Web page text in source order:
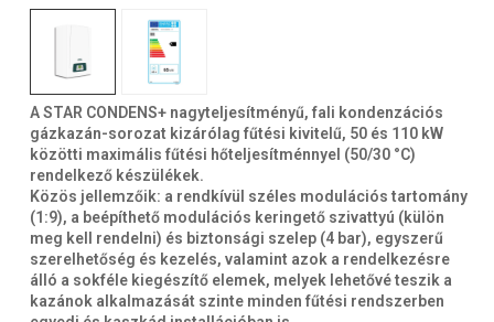
A STAR CONDENS+ nagyteljesítményű, fali kondenzációs
gázkazán-sorozat kizárólag fűtési kivitelű, 50 és 110 kW
közötti maximális fűtési hőteljesítménnyel (50/30 °C)
rendelkező készülékek.
Közös jellemzőik: a rendkívül széles modulációs tartomány
(1:9), a beépíthető modulációs keringető szivattyú (külön
meg kell rendelni) és biztonsági szelep (4 bar), egyszerű
szerelhetőség és kezelés, valamint azok a rendelkezésre
álló a sokféle kiegészítő elemek, melyek lehetővé teszik a
kazánok alkalmazását szinte minden fűtési rendszerben